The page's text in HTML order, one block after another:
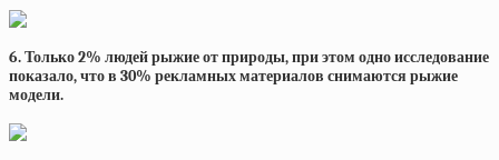
6. Только 2% людей рыжие от природы, при этом одно исследование
показало, что в 30% рекламных материалов снимаются рыжие
модели.